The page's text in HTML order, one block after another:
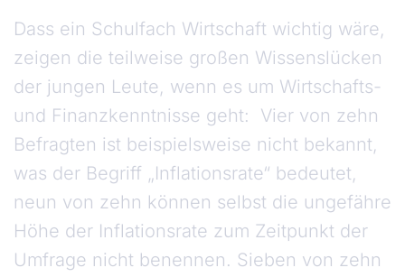
Dass ein Schulfach Wirtschaft wichtig wäre,
zeigen die teilweise großen Wissenslücken
der jungen Leute, wenn es um Wirtschafts-
und Finanzkenntnisse geht: Vier von zehn
Befragten ist beispielsweise nicht bekannt,
was der Begriff „Inflationsrate“ bedeutet,
neun von zehn können selbst die ungefähre
Höhe der Inflationsrate zum Zeitpunkt der
Umfrage nicht benennen. Sieben von zehn